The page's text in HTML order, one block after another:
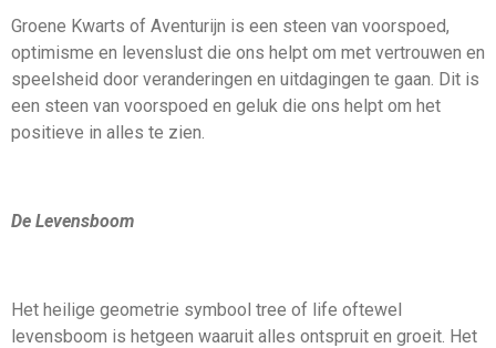
Groene Kwarts of Aventurijn is een steen van voorspoed,
optimisme en levenslust die ons helpt om met vertrouwen en
speelsheid door veranderingen en uitdagingen te gaan. Dit is
een steen van voorspoed en geluk die ons helpt om het
positieve in alles te zien.
De Levensboom
Het heilige geometrie symbool tree of life oftewel
levensboom is hetgeen waaruit alles ontspruit en groeit. Het